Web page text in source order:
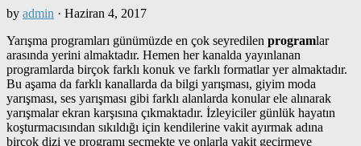
by admin · Haziran 4, 2017
Yarışma programları günümüzde en çok seyredilen programlar
arasında yerini almaktadır. Hemen her kanalda yayınlanan
programlarda birçok farklı konuk ve farklı formatlar yer almaktadır.
Bu aşama da farklı kanallarda da bilgi yarışması, giyim moda
yarışması, ses yarışması gibi farklı alanlarda konular ele alınarak
yarışmalar ekran karşısına çıkmaktadır. İzleyiciler günlük hayatın
koşturmacısından sıkıldığı için kendilerine vakit ayırmak adına
birçok dizi ve programı seçmekte ve onlarla vakit geçirmeye